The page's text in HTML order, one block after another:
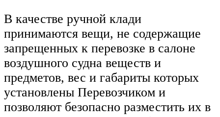
В качестве ручной клади
принимаются вещи, не содержащие
запрещенных к перевозке в салоне
воздушного судна веществ и
предметов, вес и габариты которых
установлены Перевозчиком и
позволяют безопасно разместить их в